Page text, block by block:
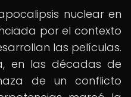
nuclear en
por el contexto
las películas.
en las décadas de
de un conflicto